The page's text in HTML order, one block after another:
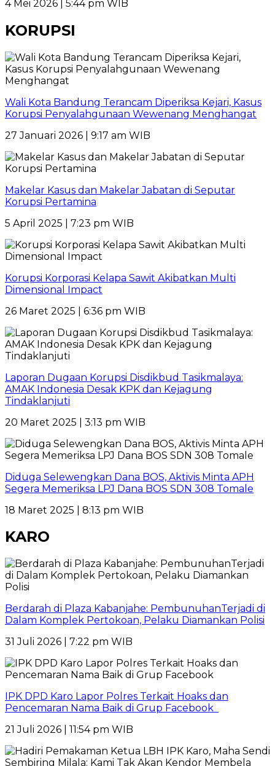
4 Mei 2026 | 5:44 pm WIB
KORUPSI
Wali Kota Bandung Terancam Diperiksa Kejari, Kasus
Korupsi Penyalahgunaan Wewenang Menghangat
27 Januari 2026 | 9:17 am WIB
Makelar Kasus dan Makelar Jabatan di Seputar
Korupsi Pertamina
5 April 2025 | 7:23 pm WIB
Korupsi Korporasi Kelapa Sawit Akibatkan Multi
Dimensional Impact
26 Maret 2025 | 6:36 pm WIB
Laporan Dugaan Korupsi Disdikbud Tasikmalaya:
AMAK Indonesia Desak KPK dan Kejagung
Tindaklanjuti
20 Maret 2025 | 3:13 pm WIB
Diduga Selewengkan Dana BOS, Aktivis Minta APH
Segera Memeriksa LPJ Dana BOS SDN 308 Tomale
18 Maret 2025 | 8:13 pm WIB
KARO
Berdarah di Plaza Kabanjahe: PembunuhanTerjadi di
Dalam Komplek Pertokoan, Pelaku Diamankan Polisi
31 Juli 2026 | 7:22 pm WIB
IPK DPD Karo Lapor Polres Terkait Hoaks dan
Pencemaran Nama Baik di Grup Facebook
21 Juli 2026 | 11:54 pm WIB